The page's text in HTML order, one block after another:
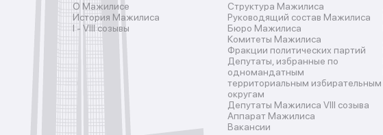
О Мажилисе
История Мажилиса
I - VIII cозывы
Структура Мажилиса
Руководящий состав Мажилиса
Бюро Мажилиса
Комитеты Мажилиса
Фракции политических партий
Депутаты, избранные по
одномандатным
территориальным избирательным
округам
Депутаты Мажилиса VIII созыва
Аппарат Мажилиса
Вакансии